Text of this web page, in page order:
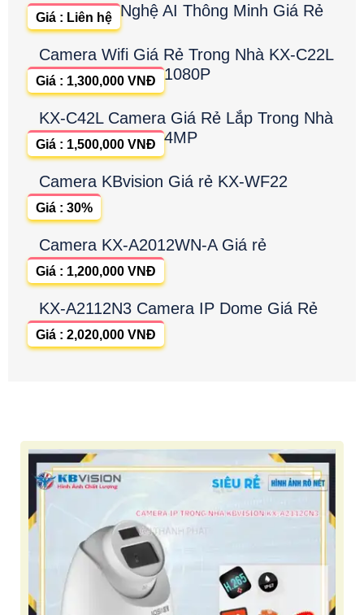
Nghệ AI Thông Minh Giá Rẻ
Giá : Liên hệ
Camera Wifi Giá Rẻ Trong Nhà KX-C22L
1080P
Giá : 1,300,000 VNĐ
KX-C42L Camera Giá Rẻ Lắp Trong Nhà
4MP
Giá : 1,500,000 VNĐ
Camera KBvision Giá rẻ KX-WF22
Giá : 30%
Camera KX-A2012WN-A Giá rẻ
Giá : 1,200,000 VNĐ
KX-A2112N3 Camera IP Dome Giá Rẻ
Giá : 2,020,000 VNĐ